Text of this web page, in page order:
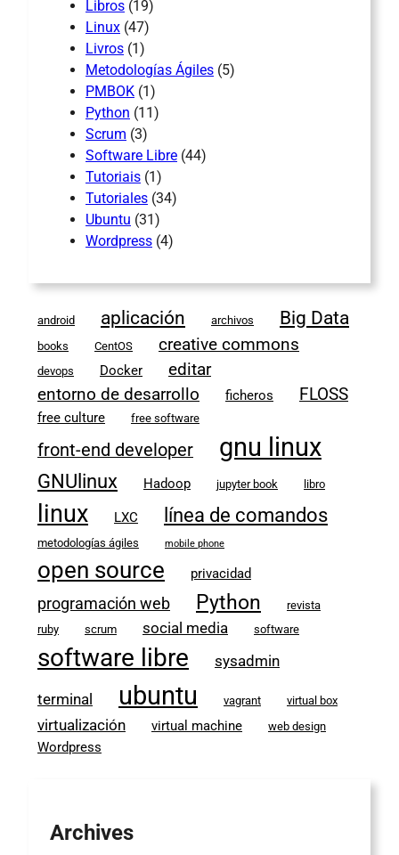
Libros (19)
Linux (47)
Livros (1)
Metodologías Ágiles (5)
PMBOK (1)
Python (11)
Scrum (3)
Software Libre (44)
Tutoriais (1)
Tutoriales (34)
Ubuntu (31)
Wordpress (4)
android aplicación archivos Big Data
books CentOS creative commons
devops Docker
editar
entorno de desarrollo
ficheros FLOSS
free culture free software
front-end developer gnu linux
GNUlinux Hadoop jupyter book libro
linux LXC línea de comandos
metodologías ágiles mobile phone
open source privacidad
programación web Python
revista
ruby
scrum social media software
software libre sysadmin
terminal ubuntu vagrant virtual box
virtualización virtual machine web design
Wordpress
Archives